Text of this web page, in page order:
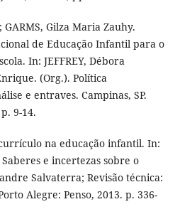
Gilza Maria Zauhy.
de Educação Infantil para o
In: JEFFREY, Débora
(Org.). Política
e entraves. Campinas, SP.
9-14.
na educação infantil. In:
Saberes e incertezas sobre o
Salvaterra; Revisão técnica:
Alegre: Penso, 2013. p. 336-